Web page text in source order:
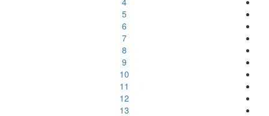
5
6
7
8
9
10
11
12
13